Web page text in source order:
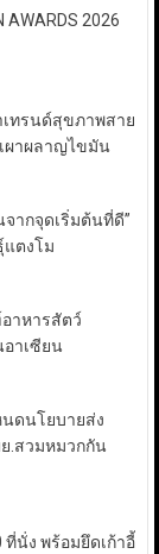
AWARDS 2026
เทรนด์สุขภาพสาย
เผาผลาญไขมัน
ากจุดเริ่มต้นที่ดี”
ตงโม
าหารสัตว์
อาเซียน
นดนโยบายส่ง
.สวมหมวกกัน
ที่นั่ง พร้อมยึดเก้าอี้